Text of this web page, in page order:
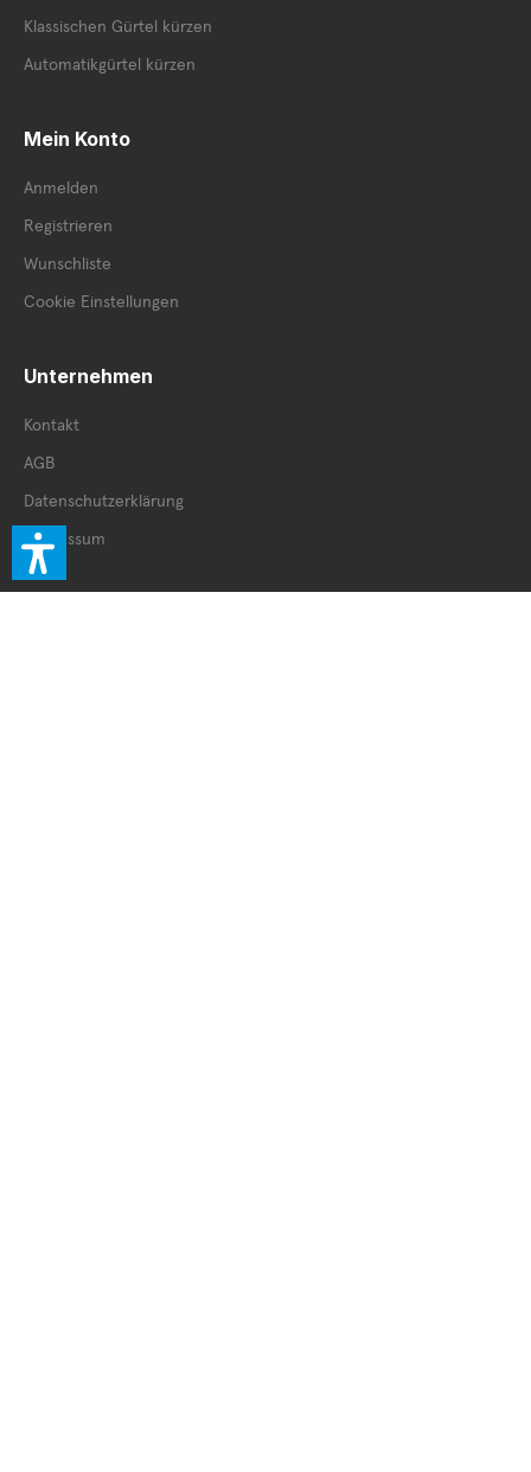
Klassischen Gürtel kürzen
Automatikgürtel kürzen
Mein Konto
Anmelden
Registrieren
Wunschliste
Cookie Einstellungen
Unternehmen
Kontakt
AGB
Datenschutzerklärung
Impressum